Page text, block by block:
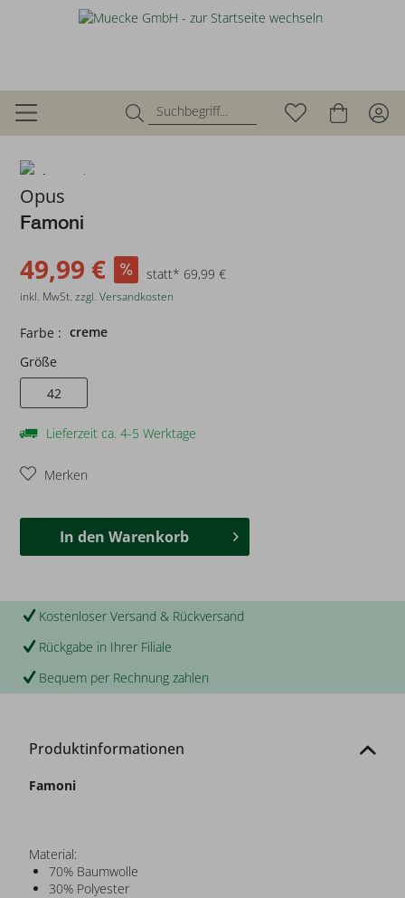
zurück
Opus
Famoni
49,99 € statt* 69,99 €
inkl. MwSt.zzgl. Versandkosten
Farbe : creme
Größe
42
Lieferzeit ca. 4-5 Werktage
Merken
In den Warenkorb
Kostenloser Versand & Rückversand
Rückgabe in Ihrer Filiale
Bequem per Rechnung zahlen
Produktinformationen
Famoni
Material:
70% Baumwolle
30% Polyester